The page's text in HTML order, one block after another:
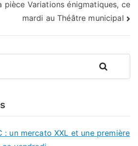
pièce Variations énigmatiques, ce
mardi au Théâtre municipal
Rechercher
: un mercato XXL et une première